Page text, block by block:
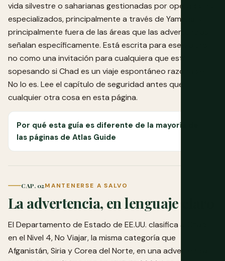
vida silvestre o saharianas gestionadas por operadores
especializados, principalmente a través de Yamena, y
principalmente fuera de las áreas que las advertencias
señalan específicamente. Está escrita para ese viajero,
no como una invitación para cualquiera que esté
sopesando si Chad es un viaje espontáneo razonable.
No lo es. Lee el capítulo de seguridad antes que
cualquier otra cosa en esta página.
Por qué esta guía es diferente de la mayoría de
las páginas de Atlas Guide
CAP. 02MANTENERSE A SALVO
La advertencia, en lenguaje claro
El Departamento de Estado de EE.UU. clasifica a Chad
en el Nivel 4, No Viajar, la misma categoría que
Afganistán, Siria y Corea del Norte, en una advertencia